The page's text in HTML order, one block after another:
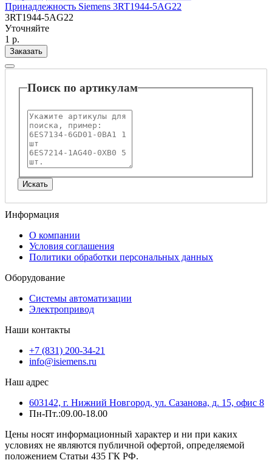
Принадлежность Siemens 3RT1944-5AG22
3RT1944-5AG22
Уточняйте
1 р.
Заказать
Поиск по артикулам
Информация
О компании
Условия соглашения
Политики обработки персональных данных
Оборудование
Системы автоматизации
Электропривод
Наши контакты
+7 (831) 200-34-21
info@isiemens.ru
Наш адрес
603142, г. Нижний Новгород, ул. Сазанова, д. 15, офис 8
Пн-Пт.:09.00-18.00
Цены носят информационный характер и ни при каких
условиях не являются публичной офертой, определяемой
положением Статьи 435 ГК РФ.